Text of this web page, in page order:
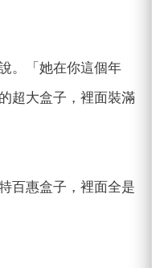
。「她在你這個年
超大盒子，裡面裝滿
百惠盒子，裡面全是